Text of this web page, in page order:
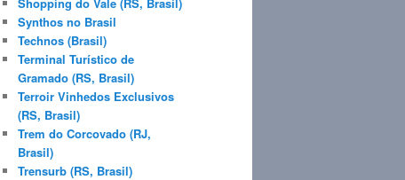
Synthos no Brasil
Technos (Brasil)
Terminal Turístico de
Gramado (RS, Brasil)
Terroir Vinhedos Exclusivos
(RS, Brasil)
Trem do Corcovado (RJ,
Brasil)
Trensurb (RS, Brasil)